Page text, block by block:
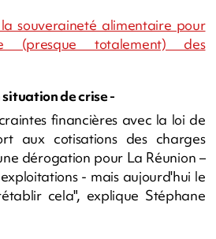
souveraineté alimentaire pour
(presque totalement) des
de crise -
financières avec la loi de
aux cotisations des charges
dérogation pour La Réunion –
- mais aujourd'hui le
cela", explique Stéphane